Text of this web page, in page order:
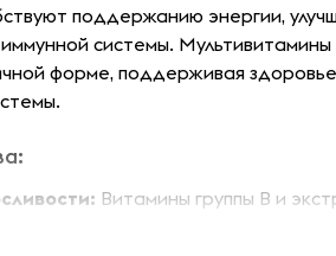
поддержанию энергии,
системы. Мультивитамины
форме, поддерживая
Витамины группы B и